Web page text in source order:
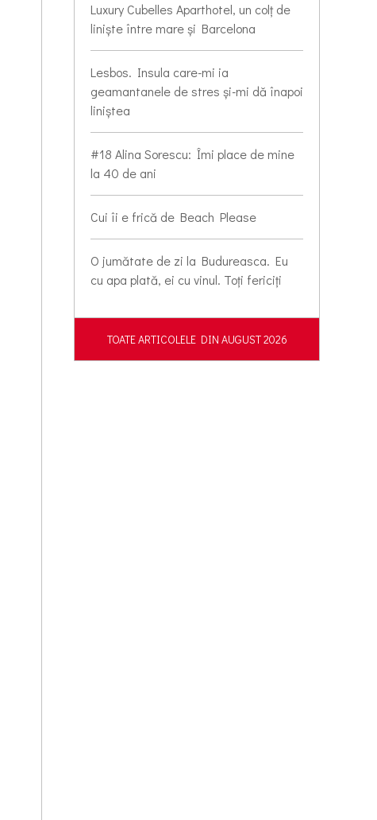
Luxury Cubelles Aparthotel, un colț de
liniște între mare și Barcelona
Lesbos. Insula care-mi ia
geamantanele de stres și-mi dă înapoi
liniștea
#18 Alina Sorescu: Îmi place de mine
la 40 de ani
Cui îi e frică de Beach Please
O jumătate de zi la Budureasca. Eu
cu apa plată, ei cu vinul. Toți fericiți
TOATE ARTICOLELE DIN AUGUST 2026